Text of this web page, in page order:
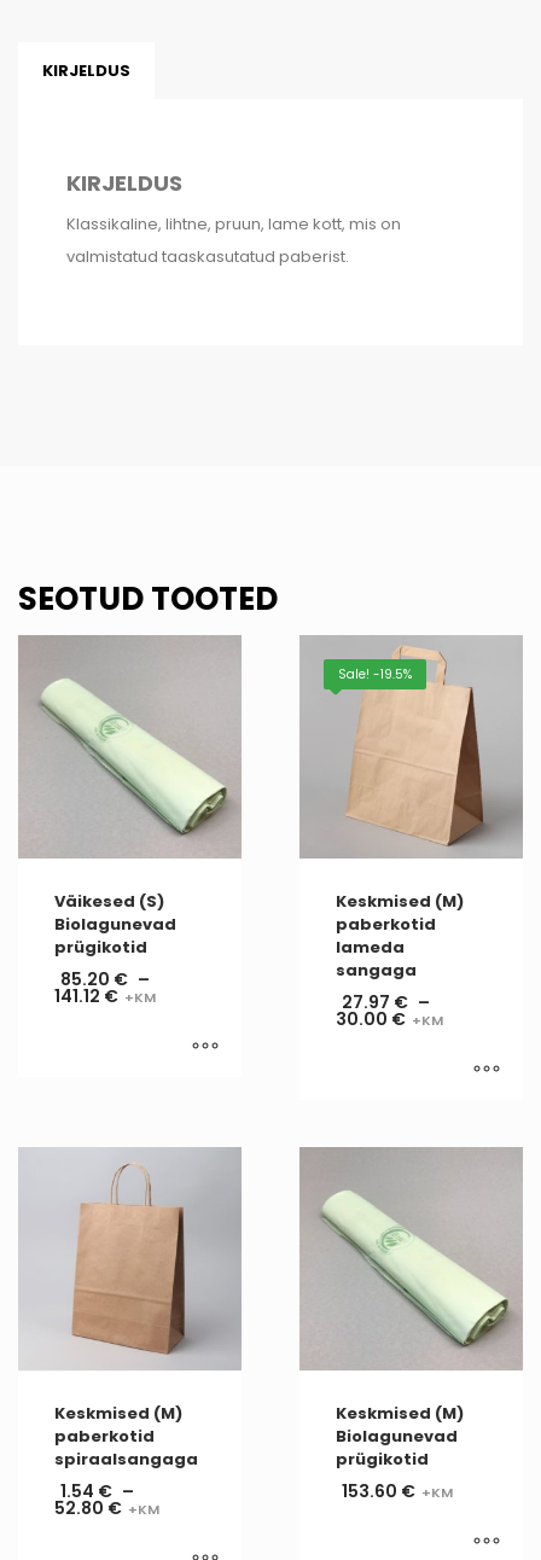
KIRJELDUS
KIRJELDUS
Klassikaline, lihtne, pruun, lame kott, mis on
valmistatud taaskasutatud paberist.
SEOTUD TOOTED
Väikesed (S)
Biolagunevad
prügikotid
85.20 € –
141.12 €
Sale! -19.5%
Keskmised (M)
paberkotid
lameda
sangaga
27.97 € –
30.00 €
Keskmised (M)
paberkotid
spiraalsangaga
1.54 € –
52.80 €
Keskmised (M)
Biolagunevad
prügikotid
153.60 €